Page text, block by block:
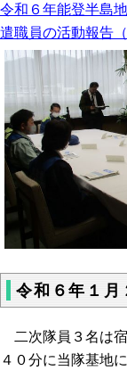
令和６年能登半島
遣職員の活動報告（
令和６年１月
二次隊員３名は
４０分に当隊基地